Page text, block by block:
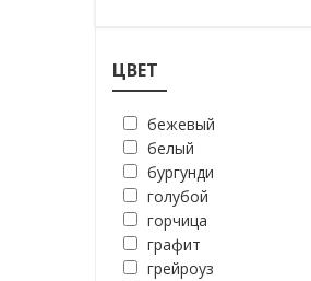
ЦВЕТ
бежевый
белый
бургунди
голубой
горчица
графит
грейроуз